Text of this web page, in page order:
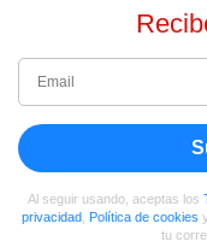
Al seguir usando, aceptas los
privacidad, Política de cookies
tu